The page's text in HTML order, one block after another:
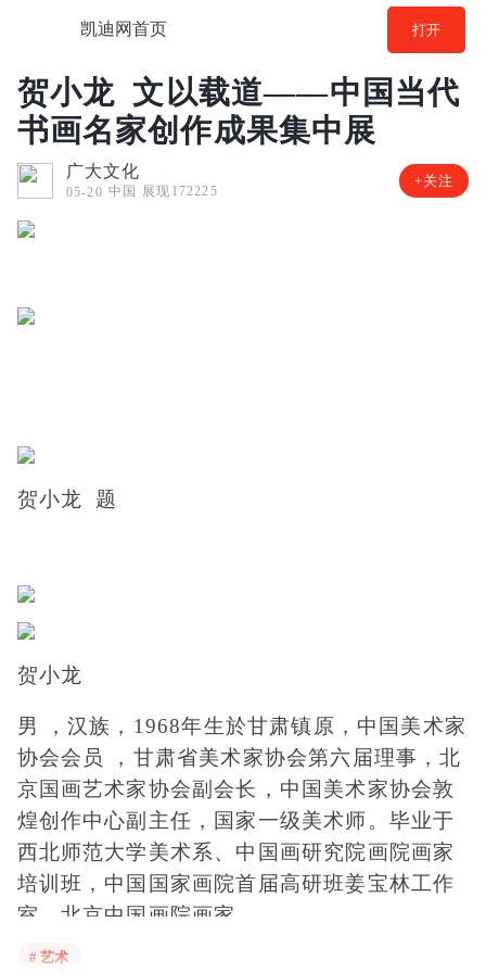
凯迪网首页 打开
贺小龙 文以载道——中国当代
书画名家创作成果集中展
广大文化
05-20 中国 展现172225
+关注
贺小龙 题
贺小龙
男 ，汉族，1968年生於甘肃镇原，中国美术家
协会会员 ，甘肃省美术家协会第六届理事，北
京国画艺术家协会副会长，中国美术家协会敦
煌创作中心副主任，国家一级美术师。毕业于
西北师范大学美术系、中国画研究院画院画家
培训班，中国国家画院首届高研班姜宝林工作
室，北京中国画院画家。
# 艺术